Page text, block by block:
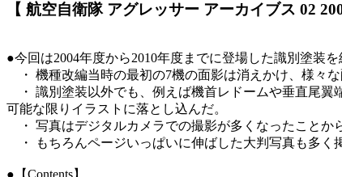
【 航空自衛隊 アグレッサー アーカイブス 02
●今回は2004年度から2010年度までに登場した識別塗装を
・ 機種改編当時の最初の7機の面影は消えかけ、様々
・ 識別塗装以外でも、例えば機首レドームや垂直尾翼
可能な限りイラストに落とし込んだ。
・ 写真はデジタルカメラでの撮影が多くなったことか
・ もちろんページいっぱいに伸ばした大判写真も多く
●【Contents】